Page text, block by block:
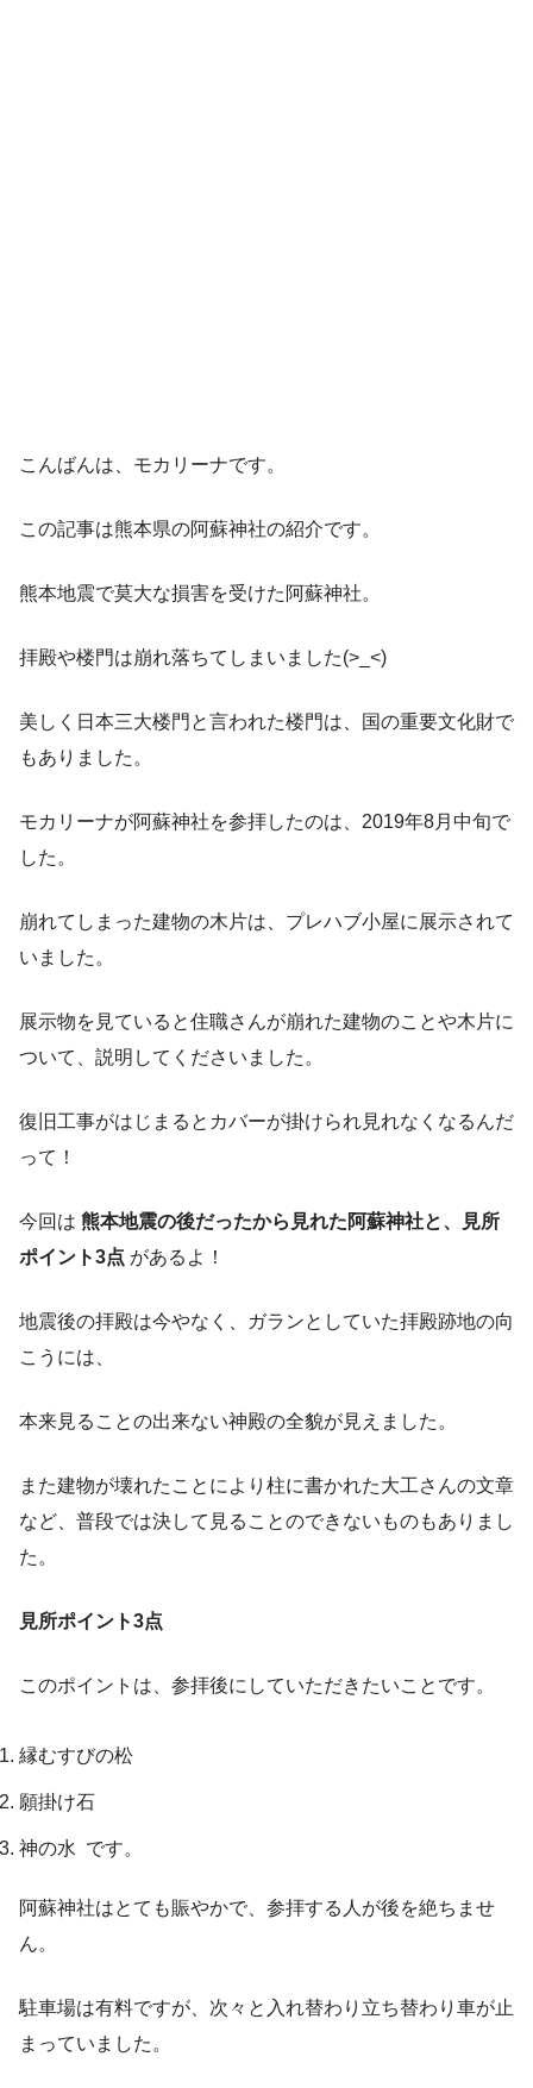
こんばんは、モカリーナです。
この記事は熊本県の阿蘇神社の紹介です。
熊本地震で莫大な損害を受けた阿蘇神社。
拝殿や楼門は崩れ落ちてしまいました(>_<)
美しく日本三大楼門と言われた楼門は、国の重要文化財で
もありました。
モカリーナが阿蘇神社を参拝したのは、2019年8月中旬で
した。
崩れてしまった建物の木片は、プレハブ小屋に展示されて
いました。
展示物を見ていると住職さんが崩れた建物のことや木片に
ついて、説明してくださいました。
復旧工事がはじまるとカバーが掛けられ見れなくなるんだ
って！
今回は 熊本地震の後だったから見れた阿蘇神社と、見所
ポイント3点 があるよ！
地震後の拝殿は今やなく、ガランとしていた拝殿跡地の向
こうには、
本来見ることの出来ない神殿の全貌が見えました。
また建物が壊れたことにより柱に書かれた大工さんの文章
など、普段では決して見ることのできないものもありまし
た。
見所ポイント3点
このポイントは、参拝後にしていただきたいことです。
縁むすびの松
願掛け石
神の水 です。
阿蘇神社はとても賑やかで、参拝する人が後を絶ちませ
ん。
駐車場は有料ですが、次々と入れ替わり立ち替わり車が止
まっていました。